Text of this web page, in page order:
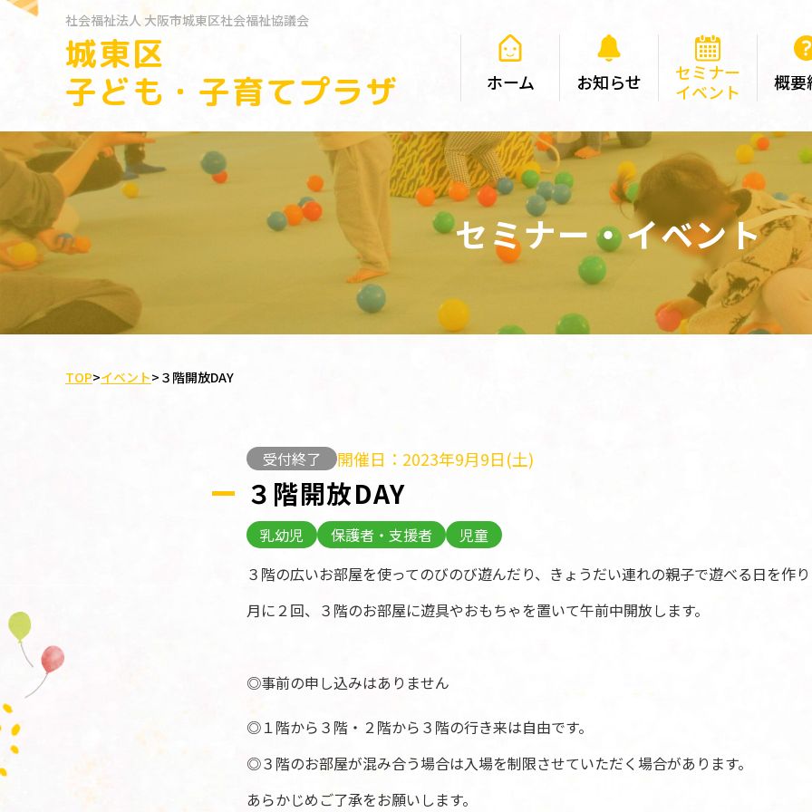
社会福祉法人大阪市城東区社会福祉協議会
城東区
子ども・子育てプラザ
ホーム お知らせ
セミナー
イベント
概要
セミナー・イベント
TOP>イベント> ３階開放DAY
受付終了 開催日：2023年9月9日(土)
３階開放DAY
乳幼児 保護者・支援者
児童
３階の広いお部屋を使ってのびのび遊んだり、きょうだい連れの親子で遊べる日を作
月に２回、３階のお部屋に遊具やおもちゃを置いて午前中開放します。
◎事前の申し込みはありません
◎１階から３階・２階から３階の行き来は自由です。
◎３階のお部屋が混み合う場合は入場を制限させていただく場合があります。
あらかじめご了承をお願いします。